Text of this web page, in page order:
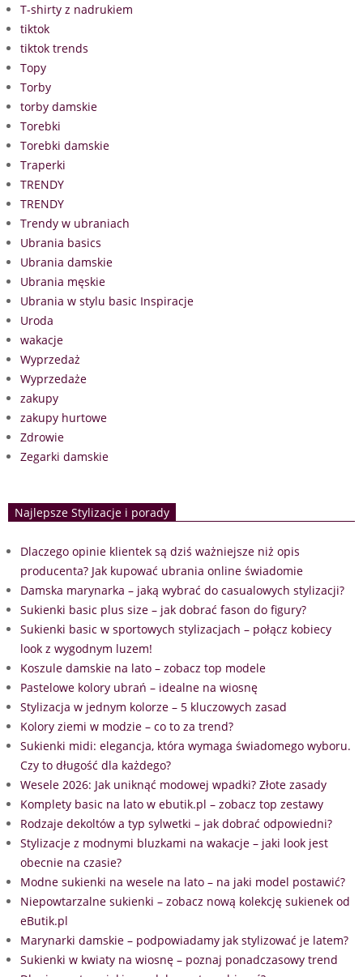
T-shirty z nadrukiem
tiktok
tiktok trends
Topy
Torby
torby damskie
Torebki
Torebki damskie
Traperki
TRENDY
TRENDY
Trendy w ubraniach
Ubrania basics
Ubrania damskie
Ubrania męskie
Ubrania w stylu basic Inspiracje
Uroda
wakacje
Wyprzedaż
Wyprzedaże
zakupy
zakupy hurtowe
Zdrowie
Zegarki damskie
Najlepsze Stylizacje i porady
Dlaczego opinie klientek są dziś ważniejsze niż opis
producenta? Jak kupować ubrania online świadomie
Damska marynarka – jaką wybrać do casualowych stylizacji?
Sukienki basic plus size – jak dobrać fason do figury?
Sukienki basic w sportowych stylizacjach – połącz kobiecy
look z wygodnym luzem!
Koszule damskie na lato – zobacz top modele
Pastelowe kolory ubrań – idealne na wiosnę
Stylizacja w jednym kolorze – 5 kluczowych zasad
Kolory ziemi w modzie – co to za trend?
Sukienki midi: elegancja, która wymaga świadomego wyboru.
Czy to długość dla każdego?
Wesele 2026: Jak uniknąć modowej wpadki? Złote zasady
Komplety basic na lato w ebutik.pl – zobacz top zestawy
Rodzaje dekoltów a typ sylwetki – jak dobrać odpowiedni?
Stylizacje z modnymi bluzkami na wakacje – jaki look jest
obecnie na czasie?
Modne sukienki na wesele na lato – na jaki model postawić?
Niepowtarzalne sukienki – zobacz nową kolekcję sukienek od
eButik.pl
Marynarki damskie – podpowiadamy jak stylizować je latem?
Sukienki w kwiaty na wiosnę – poznaj ponadczasowy trend